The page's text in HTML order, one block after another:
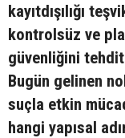
kayıtdışılığı
kontrolsüz ve
güvenliğini
Bugün gelinen
suçla etkin
hangi yapısal